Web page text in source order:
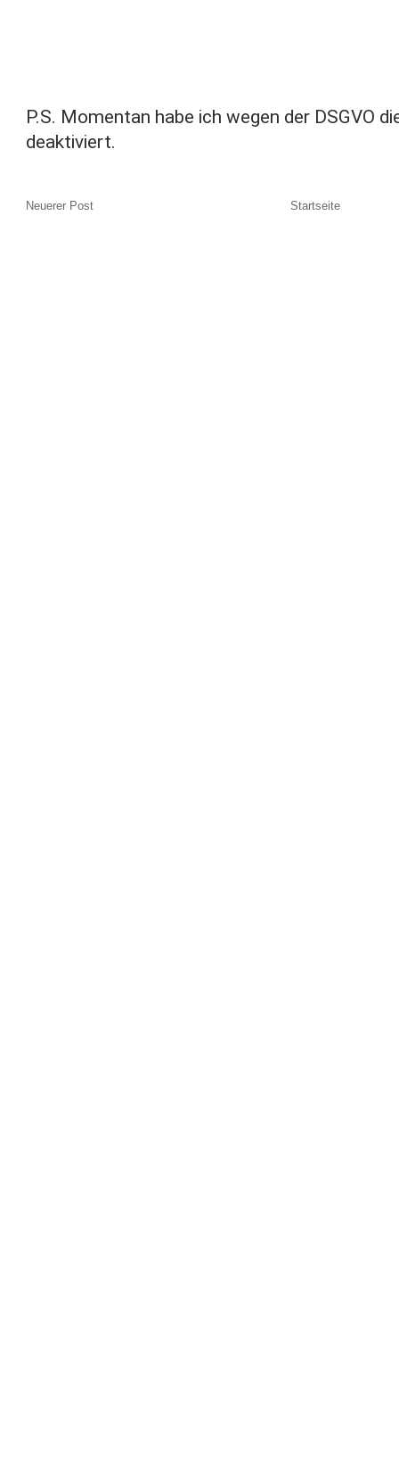
P.S. Momentan habe ich wegen der DSGVO
deaktiviert.
Neuerer Post Startseite